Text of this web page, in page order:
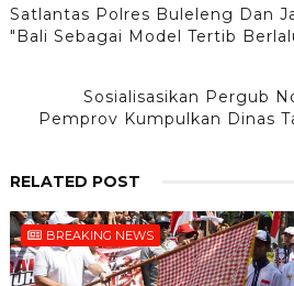
Satlantas Polres Buleleng Dan
"Bali Sebagai Model Tertib
Sosialisasikan Pergub
Pemprov Kumpulkan Dinas
RELATED POST
BREAKING NEWS